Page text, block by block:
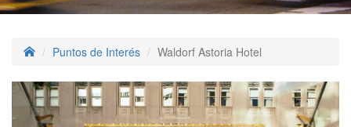
Puntos de Interés Waldorf Astoria Hotel